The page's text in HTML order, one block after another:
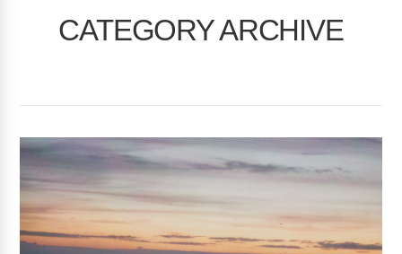
CATEGORY ARCHIVE